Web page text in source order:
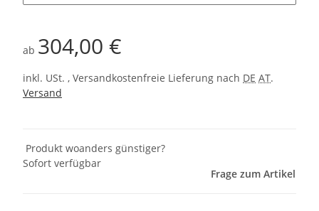
ab 304,00 €
inkl. USt. , Versandkostenfreie Lieferung nach DE AT.
Versand
Produkt woanders günstiger?
Sofort verfügbar
Frage zum Artikel